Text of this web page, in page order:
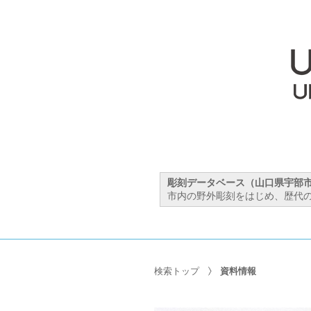
彫刻データベース（山口県宇部
市内の野外彫刻をはじめ、歴代
検索トップ 資料情報